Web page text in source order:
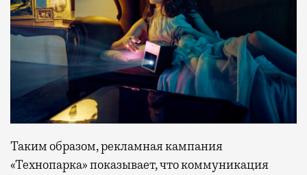
Таким образом, рекламная кампания
«Технопарка» показывает, что коммуникация